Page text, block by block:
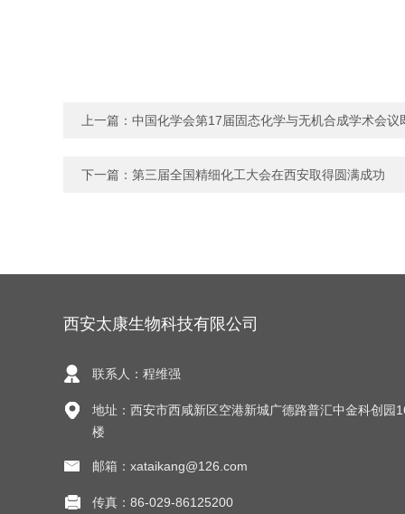
上一篇： 中国化学会第17届固态化学与无机合成学术会议
下一篇： 第三届全国精细化工大会在西安取得圆满成功
西安太康生物科技有限公司
联系人：程维强
地址：西安市西咸新区空港新城广德路普汇中金科创园
楼
邮箱：xataikang@126.com
传真：86-029-86125200